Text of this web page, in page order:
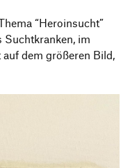
“Heroinsucht”
Suchtkranken, im
dem größeren Bild,